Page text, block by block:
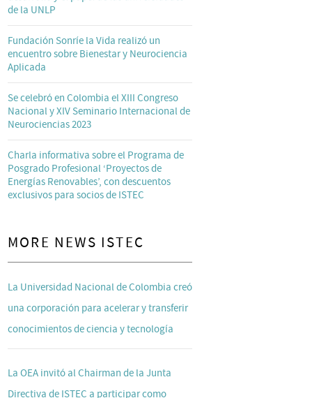
de la UNLP
Fundación Sonríe la Vida realizó un
encuentro sobre Bienestar y Neurociencia
Aplicada
Se celebró en Colombia el XIII Congreso
Nacional y XIV Seminario Internacional de
Neurociencias 2023
Charla informativa sobre el Programa de
Posgrado Profesional ‘Proyectos de
Energías Renovables’, con descuentos
exclusivos para socios de ISTEC
MORE NEWS ISTEC
La Universidad Nacional de Colombia creó
una corporación para acelerar y transferir
conocimientos de ciencia y tecnología
La OEA invitó al Chairman de la Junta
Directiva de ISTEC a participar como